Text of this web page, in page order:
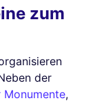
zum
der
Monumente,